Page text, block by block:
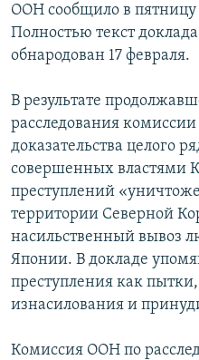
АРХИВ
Հայերեն
English
Русский
Все сайты Радио
ООН сообщило в пятницу
Полностью текст
обнародован 17 февраля.
В результате
расследования комиссии
доказательства целого
совершенных властями
преступлений
территории Северной
насильственный вывоз
Японии. В докладе
преступления как
изнасилования и
Комиссия ООН по